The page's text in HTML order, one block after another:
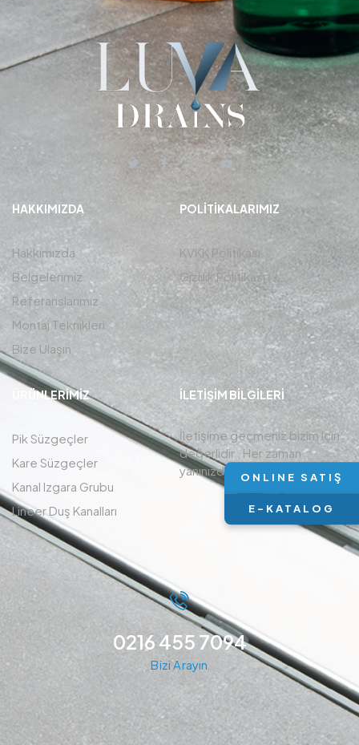
HAKKIMIZDA
Hakkımızda
Belgelerimiz
Referanslarımız
Montaj Teknikleri
Bize Ulaşın
POLITIKALARIMIZ
KVKK Politikası
Gizlilik Politikası
ÜRÜNLERIMIZ
Pik Süzgeçler
Kare Süzgeçler
Kanal Izgara Grubu
Lineer Duş Kanalları
İLETIŞIM BİLGİLERİ
İletişime geçmeniz bizim için
değerlidir , Her zaman
yanınızdayız.
0216 455 7094
Bizi Arayın
ONLINE SATIŞ
E-KATALOG